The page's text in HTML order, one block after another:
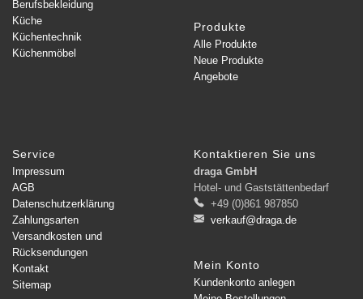
Berufsbekleidung
Küche
Küchentechnik
Küchenmöbel
Produkte
Alle Produkte
Neue Produkte
Angebote
Service
Impressum
AGB
Datenschutzerklärung
Zahlungsarten
Versandkosten und
Rücksendungen
Kontakt
Sitemap
Kontaktieren Sie uns
draga GmbH
Hotel- und Gaststättenbedarf
+49 (0)861 987850
verkauf@draga.de
Mein Konto
Kundenkonto anlegen